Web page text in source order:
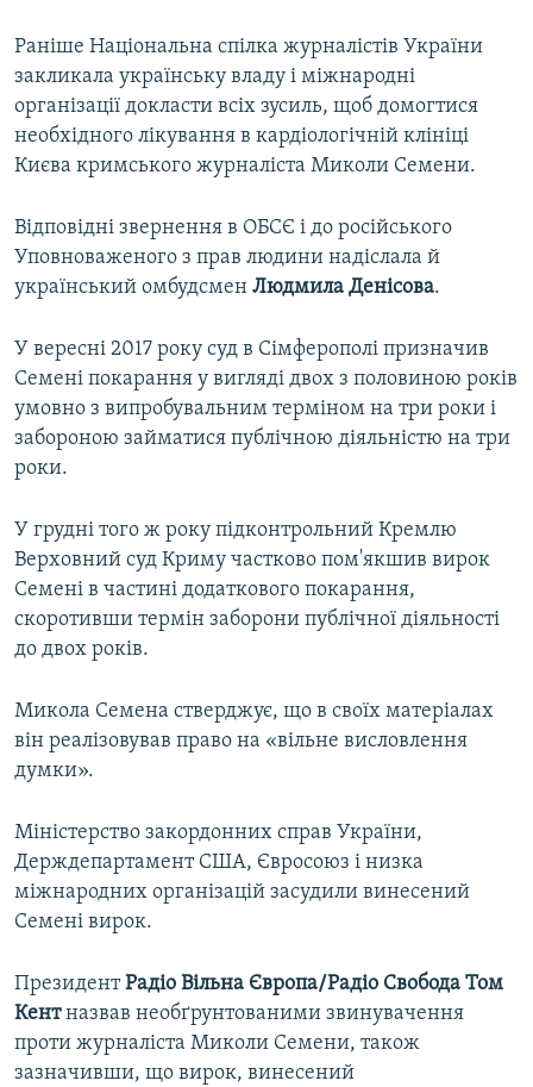
Раніше Національна спілка журналістів України
закликала українську владу і міжнародні
організації докласти всіх зусиль, щоб домогтися
необхідного лікування в кардіологічній клініці
Києва кримського журналіста Миколи Семени.
Відповідні звернення в ОБСЄ і до російського
Уповноваженого з прав людини надіслала й
український омбудсмен Людмила Денісова.
У вересні 2017 року суд в Сімферополі призначив
Семені покарання у вигляді двох з половиною років
умовно з випробувальним терміном на три роки і
забороною займатися публічною діяльністю на три
роки.
У грудні того ж року підконтрольний Кремлю
Верховний суд Криму частково пом'якшив вирок
Семені в частині додаткового покарання,
скоротивши термін заборони публічної діяльності
до двох років.
Микола Семена стверджує, що в своїх матеріалах
він реалізовував право на «вільне висловлення
думки».
Міністерство закордонних справ України,
Держдепартамент США, Євросоюз і низка
міжнародних організацій засудили винесений
Семені вирок.
ПрезидентРадіо Вільна Європа/Радіо Свобода Том
Кентназвав необґрунтованими звинувачення
проти журналіста Миколи Семени, також
зазначивши, що вирок, винесений